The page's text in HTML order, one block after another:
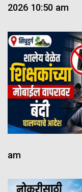
2026 10:50 am
am